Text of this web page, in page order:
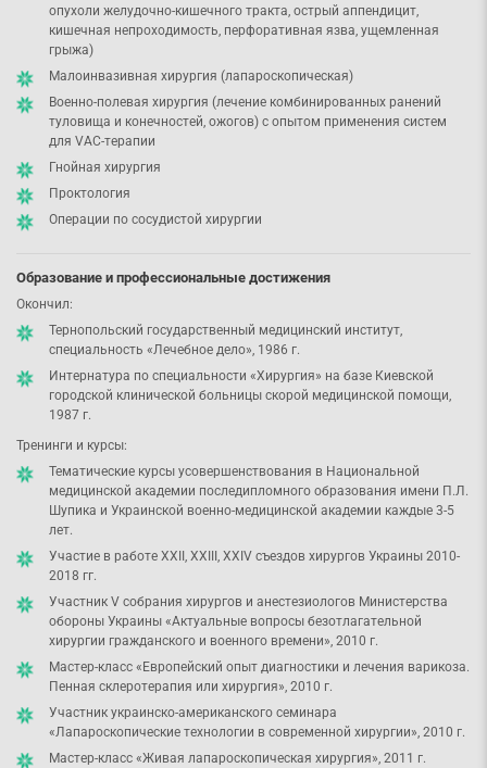
опухоли желудочно-кишечного тракта, острый аппендицит,
кишечная непроходимость, перфоративная язва, ущемленная
грыжа)
Малоинвазивная хирургия (лапароскопическая)
Военно-полевая хирургия (лечение комбинированных ранений
туловища и конечностей, ожогов) с опытом применения систем
для VAC-терапии
Гнойная хирургия
Проктология
Операции по сосудистой хирургии
Образование и профессиональные достижения
Окончил:
Тернопольский государственный медицинский институт,
специальность «Лечебное дело», 1986 г.
Интернатура по специальности «Хирургия» на базе Киевской
городской клинической больницы скорой медицинской помощи,
1987 г.
Тренинги и курсы:
Тематические курсы усовершенствования в Национальной
медицинской академии последипломного образования имени П.Л.
Шупика и Украинской военно-медицинской академии каждые 3-5
лет.
Участие в работе XXII, XXIII, XXIV съездов хирургов Украины 2010-
2018 гг.
Участник V собрания хирургов и анестезиологов Министерства
обороны Украины «Актуальные вопросы безотлагательной
хирургии гражданского и военного времени», 2010 г.
Мастер-класс «Европейский опыт диагностики и лечения варикоза.
Пенная склеротерапия или хирургия», 2010 г.
Участник украинско-американского семинара
«Лапароскопические технологии в современной хирургии», 2010 г.
Мастер-класс «Живая лапароскопическая хирургия», 2011 г.